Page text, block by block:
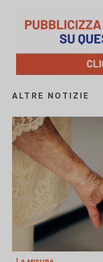
ALTRE NOTIZIE